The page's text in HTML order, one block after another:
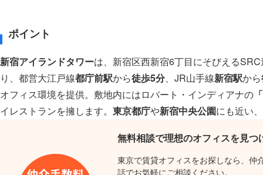
ポイント
新宿アイランドタワーは、新宿区西新宿6丁目にそびえる
り、都営大江戸線都庁前駅から徒歩5分、JR山手線新宿駅から
オフィス環境を提供。敷地内にはロバート・インディアナの
イレストランを擁します。 東京都庁や新宿中央公園にも近い
無料相談で理想のオフィスを見つ
東京で賃貸オフィスをお探しなら、仲
話でお気軽にご相談ください。